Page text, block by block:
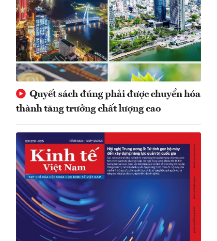
Quyết sách đúng phải được chuyển hóa
thành tăng trưởng chất lượng cao